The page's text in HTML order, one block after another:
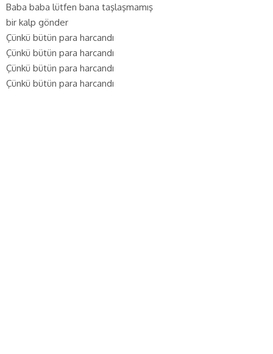
Baba baba lütfen bana taşlaşmamış
bir kalp gönder
Çünkü bütün para harcandı
Çünkü bütün para harcandı
Çünkü bütün para harcandı
Çünkü bütün para harcandı